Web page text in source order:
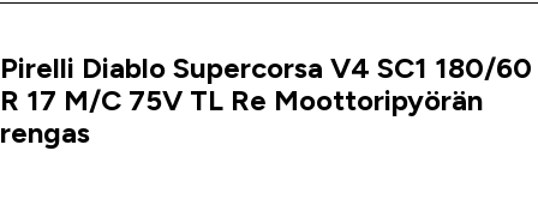
Tuoteinfo
Pirelli Diablo Supercorsa V4 SC1 180/60
R 17 M/C 75V TL Re Moottoripyörän
rengas